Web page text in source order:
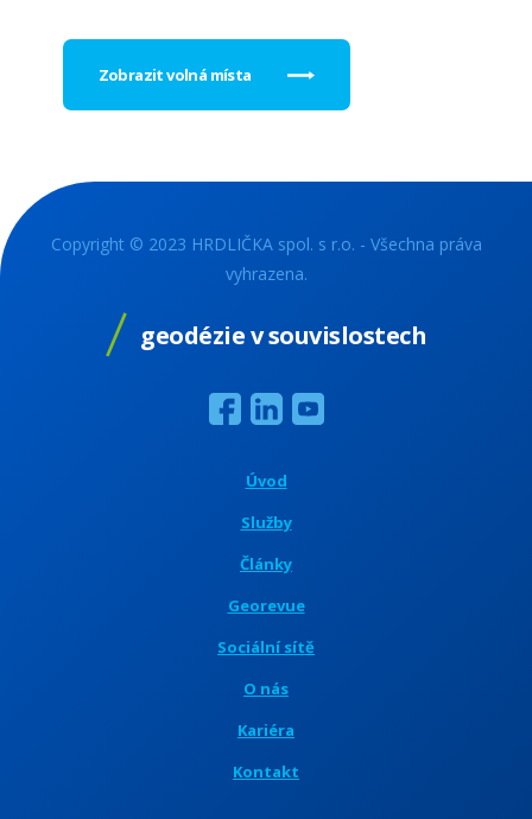
Zobrazit volná místa
Copyright © 2023 HRDLIČKA spol. s r.o. - Všechna práva
vyhrazena.
geodézie v souvislostech
Úvod
Služby
Články
Georevue
Sociální sítě
O nás
Kariéra
Kontakt